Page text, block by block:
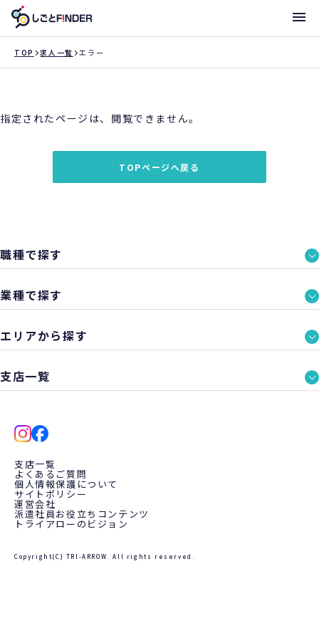
メニ
トライアローへ登録
支店一覧
TOP 求人一覧 エラー
指定されたページは、閲覧できません。
TOPページへ戻る
職種で探す
業種で探す
エリアから探す
支店一覧
支店一覧
よくあるご質問
個人情報保護について
サイトポリシー
運営会社
派遣社員お役立ちコンテンツ
トライアローのビジョン
Copyright(C) TRI-ARROW. All rights reserved.